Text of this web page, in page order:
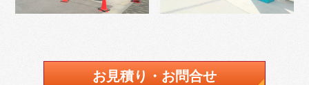
お見積り・お問合せ